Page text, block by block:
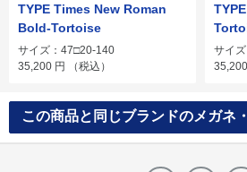
TYPE Times New Roman
Bold-Tortoise
サイズ：47□20-140
35,200 円 （税込）
サイ
35,200
この商品と同じブランドのメガネ